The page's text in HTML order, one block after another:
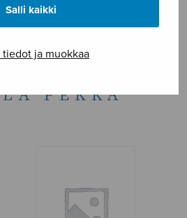
Salli kaikki
tiedot ja muokkaa
PEKKA